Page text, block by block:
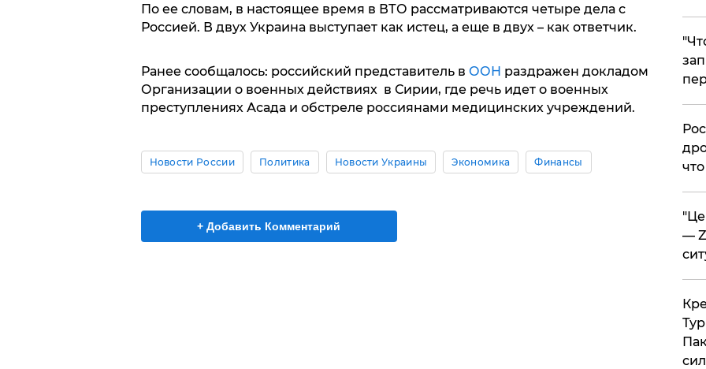
По ее словам, в настоящее время в ВТО рассматриваются четыре дела с
Россией. В двух Украина выступает как истец, а еще в двух – как ответчик.
Ранее сообщалось: российский представитель в ООН раздражен докладом
Организации о военных действиях в Сирии, где речь идет о военных
преступлениях Асада и обстреле россиянами медицинских учреждений.
Новости России Политика Новости Украины Экономика Финансы
+ Добавить Комментарий
—